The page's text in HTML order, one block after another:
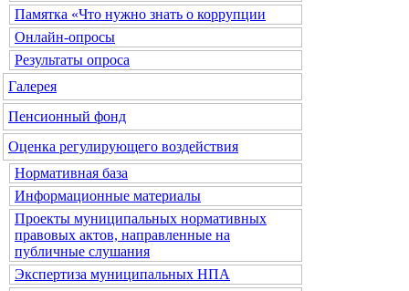
Памятка «Что нужно знать о коррупции
Онлайн-опросы
Результаты опроса
Галерея
Пенсионный фонд
Оценка регулирующего воздействия
Нормативная база
Информационные материалы
Проекты муниципальных нормативных
правовых актов, направленные на
публичные слушания
Экспертиза муниципальных НПА